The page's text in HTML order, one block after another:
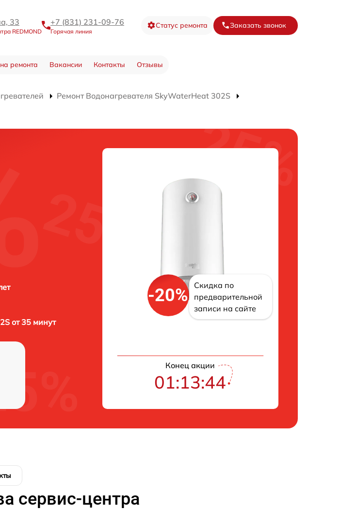
33
REDMOND
+7 (831) 231-09-76
Горячая линия
Статус ремонта Заказать звонок
ремонта Вакансии Контакты Отзывы
Ремонт Водонагревателя SkyWaterHeat 302S
от 35 минут
-20%
Скидка по
предварительной
записи на сайте
Конец акции
01:13:43
сервис-центра